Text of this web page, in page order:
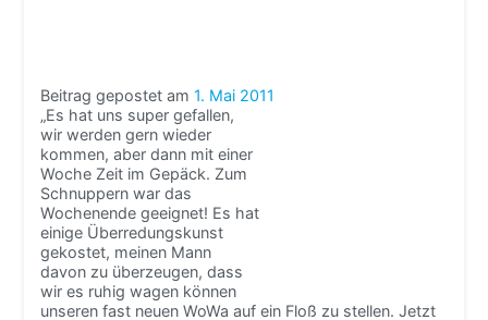
Beitrag gepostet am1. Mai 2011
„Es hat uns super gefallen,
wir werden gern wieder
kommen, aber dann mit einer
Woche Zeit im Gepäck. Zum
Schnuppern war das
Wochenende geeignet! Es hat
einige Überredungskunst
gekostet, meinen Mann
davon zu überzeugen, dass
wir es ruhig wagen können
unseren fast neuen WoWa auf ein Floß zu stellen. Jetzt